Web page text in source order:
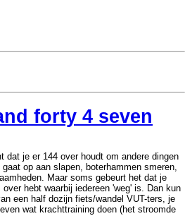
forty 4 seven
dat je er 144 over houdt om andere dingen
op aan slapen, boterhammen smeren,
Maar soms gebeurt het dat je
hebt waarbij iedereen 'weg' is. Dan kun
een half dozijn fiets/wandel VUT-ters, je
wat krachttraining doen (het stroomde